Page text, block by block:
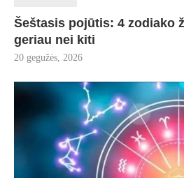
Šeštasis pojūtis: 4 zodiako
geriau nei kiti
20 gegužės, 2026